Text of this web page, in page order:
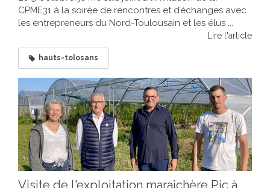
CPME31 à la soirée de rencontres et d’échanges avec
les entrepreneurs du Nord-Toulousain et les élus ...
Lire l'article
hauts-tolosans